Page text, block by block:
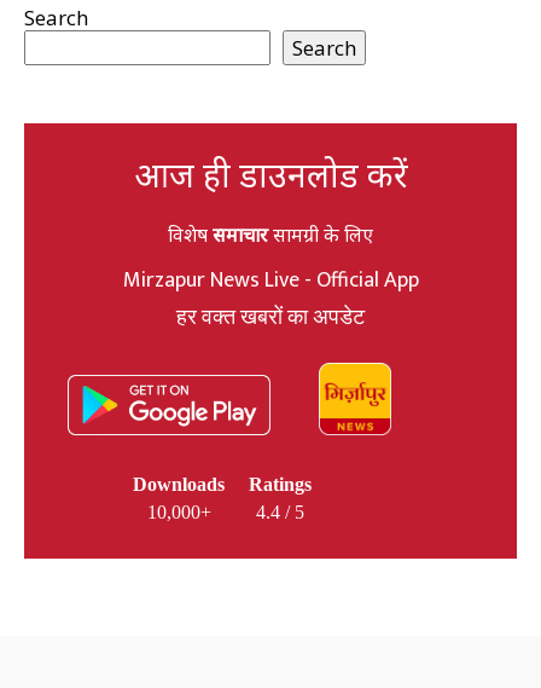
Search
Search
आज ही डाउनलोड करें
विशेषसमाचारसामग्री के लिए
Mirzapur News Live - Official App
हर वक्त खबरों का अपडेट
Downloads
10,000+
Ratings
4.4 / 5